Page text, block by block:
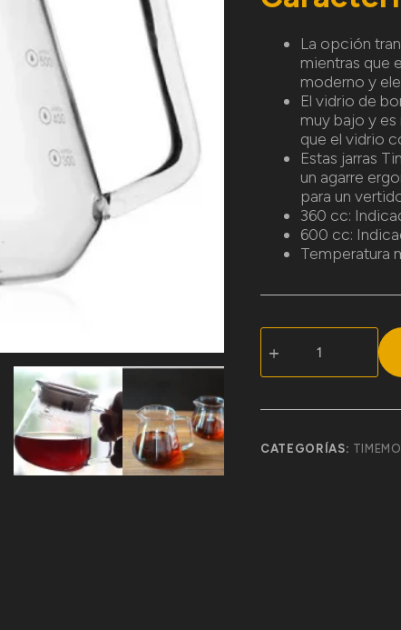
La opción
mientras que
moderno y
El vidrio de
muy bajo y
que el vidrio
Estas jarras
un agarre
para un
360 cc:
600 cc:
Temperatura
CATEGORÍAS: